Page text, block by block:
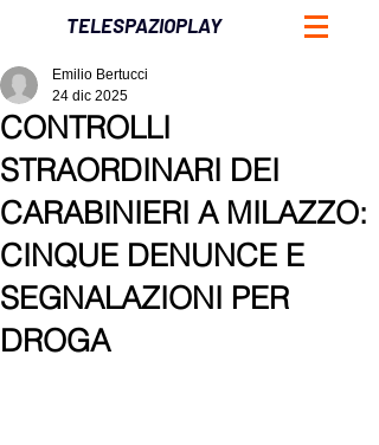
TELESPAZIOPLAY
CONTROLLI
STRAORDINARI DEI
CARABINIERI A MILAZZO:
CINQUE DENUNCE E
SEGNALAZIONI PER
DROGA
Emilio Bertucci
24 dic 2025